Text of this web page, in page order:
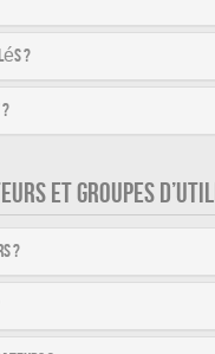
?
ET GROUPES
?